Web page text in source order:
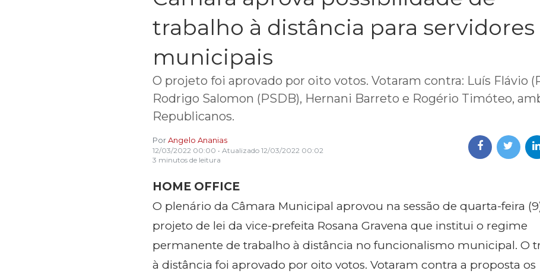
trabalho à distância para servidores
municipais
O projeto foi aprovado por oito votos. Votaram contra: Luís Flávio
Rodrigo Salomon (PSDB), Hernani Barreto e Rogério Timóteo,
Republicanos.
PorAngelo Ananias
12/03/2022 00:00 • Atualizado 12/03/2022 00:02
3 minutos de leitura
HOME OFFICE
O plenário da Câmara Municipal aprovou na sessão de quarta-feira
projeto de lei da vice-prefeita Rosana Gravena que institui o regime
permanente de trabalho à distância no funcionalismo municipal. O
à distância foi aprovado por oito votos. Votaram contra a proposta os